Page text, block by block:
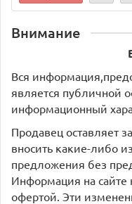
Внимание
Вся
является публичной
информационный
Продавец оставляет
вносить какие-либо
предложения без
Информация на сайте
офертой. Эти